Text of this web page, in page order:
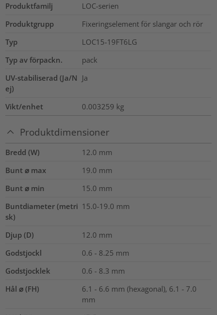
Produktfamilj
LOC-serien
Produktgrupp
Fixeringselement för slangar och rör
Typ
LOC15-19FT6LG
Typ av förpackn.
pack
UV-stabiliserad (Ja/N
ej)
Ja
Vikt/enhet 0.003259 kg
Produktdimensioner
Bredd (W) 12.0 mm
Bunt ⌀ max
19.0 mm
Bunt ⌀ min
15.0 mm
Buntdiameter (metri
sk)
15.0-19.0 mm
Djup (D) 12.0 mm
Godstjockl
0.6 - 8.25 mm
Godstjocklek
0.6 - 8.3 mm
Hål ⌀ (FH)
6.1 - 6.6 mm (hexagonal), 6.1 - 7.0
mm